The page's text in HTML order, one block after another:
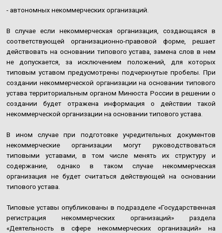
- автономных некоммерческих организаций.
В случае если некоммерческая организация, создающаяся в
соответствующей организационно-правовой форме, решает
действовать на основании типового устава, замена слов в нем
не допускается, за исключением положений, для которых
типовым уставом предусмотрены подчеркнутые пробелы. При
создании некоммерческой организации на основании типового
устава территориальным органом Минюста России в решении о
создании будет отражена информация о действии такой
некоммерческой организации на основании типового устава.
В ином случае при подготовке учредительных документов
некоммерческие организации могут руководствоваться
типовыми уставами, в том числе менять их структуру и
содержание, однако в таком случае некоммерческая
организация не будет считаться действующей на основании
типового устава.
Типовые уставы опубликованы в подразделе «Государственная
регистрация некоммерческих организаций» раздела
«Деятельность в сфере некоммерческих организаций» на